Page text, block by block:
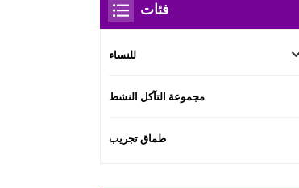
فئات
للنساء
مجموعة التآكل النشط
طماق تجريب